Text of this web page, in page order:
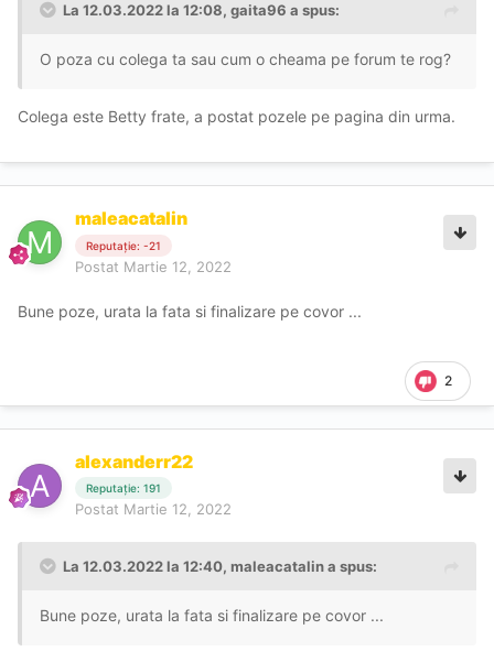
La 12.03.2022 la 12:08, gaita96 a spus:
O poza cu colega ta sau cum o cheama pe forum te rog?
Colega este Betty frate, a postat pozele pe pagina din urma.
maleacatalin
Reputație: -21
Postat Martie 12, 2022
Bune poze, urata la fata si finalizare pe covor ...
2
alexanderr22
Reputație: 191
Postat Martie 12, 2022
La 12.03.2022 la 12:40, maleacatalina spus:
Bune poze, urata la fata si finalizare pe covor ...